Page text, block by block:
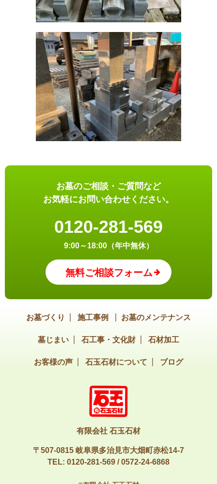
お墓のご相談・ご質問など
お気軽にお問い合わせください。
0120-281-569
9:00～18:00（年中無休）
無料ご相談フォーム
お墓づくり 施工事例 お墓のメンテナンス
墓じまい 石工事・文化財 石材加工
お客様の声 石玉石材について ブログ
有限会社 石玉石材
〒507-0815 岐阜県多治見市大畑町赤松14-7
TEL: 0120-281-569 /0572-24-6868